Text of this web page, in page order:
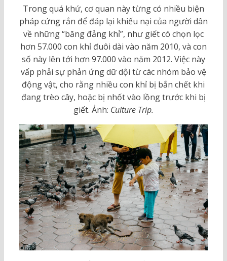
Trong quá khứ, cơ quan này từng có nhiều biện
pháp cứng rắn để đáp lại khiếu nại của người dân
về những “băng đảng khỉ”, như giết có chọn lọc
hơn 57.000 con khỉ đuôi dài vào năm 2010, và con
số này lên tới hơn 97.000 vào năm 2012. Việc này
vấp phải sự phản ứng dữ dội từ các nhóm bảo vệ
động vật, cho rằng nhiều con khỉ bị bắn chết khi
đang trèo cây, hoặc bị nhốt vào lồng trước khi bị
giết. Ảnh: Culture Trip.